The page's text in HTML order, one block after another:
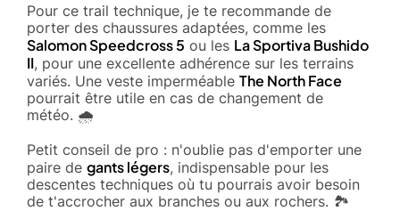
Pour ce trail technique, je te recommande de
porter des chaussures adaptées, comme les
Salomon Speedcross 5 ou les La Sportiva Bushido
II, pour une excellente adhérence sur les terrains
variés. Une veste imperméable The North Face
pourrait être utile en cas de changement de
météo. 🌧️
Petit conseil de pro : n'oublie pas d'emporter une
paire de gants légers, indispensable pour les
descentes techniques où tu pourrais avoir besoin
de t'accrocher aux branches ou aux rochers. 🏞️